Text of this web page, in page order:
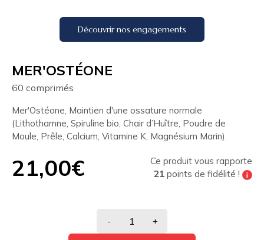
Découvrir nos engagements
MER'OSTÉONE
60 comprimés
Mer'Ostéone, Maintien d'une ossature normale
(Lithothamne, Spiruline bio, Chair d’Huître, Poudre de
Moule, Prêle, Calcium, Vitamine K, Magnésium Marin).
21,00€
Ce produit vous rapporte
21points de fidélité !
- +